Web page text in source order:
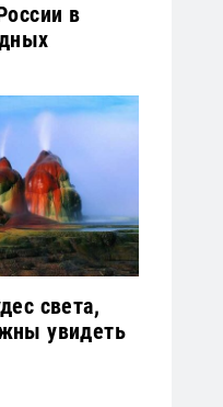
в
света,
увидеть